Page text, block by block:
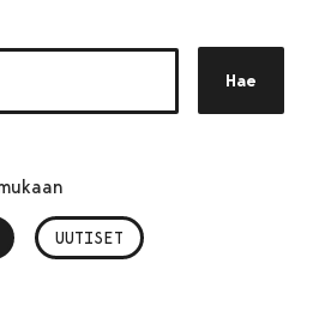
Hae
UUTISET